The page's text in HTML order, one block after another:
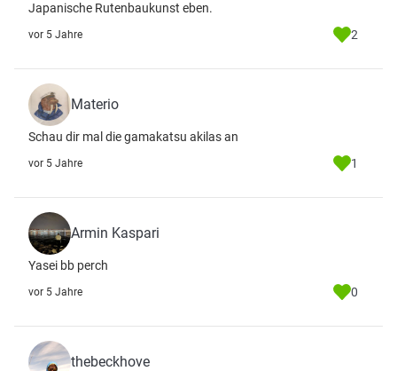
Japanische Rutenbaukunst eben.
vor 5 Jahre 2
Materio
Schau dir mal die gamakatsu akilas an
vor 5 Jahre 1
Armin Kaspari
Yasei bb perch
vor 5 Jahre 0
thebeckhove